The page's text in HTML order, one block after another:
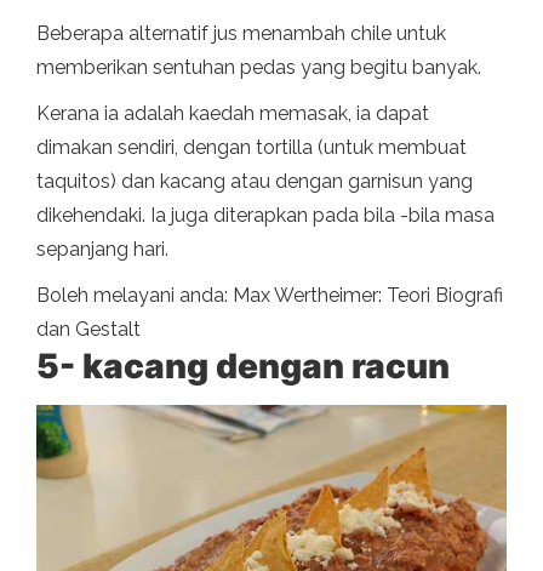
Beberapa alternatif jus menambah chile untuk
memberikan sentuhan pedas yang begitu banyak.
Kerana ia adalah kaedah memasak, ia dapat
dimakan sendiri, dengan tortilla (untuk membuat
taquitos) dan kacang atau dengan garnisun yang
dikehendaki. Ia juga diterapkan pada bila -bila masa
sepanjang hari.
Boleh melayani anda: Max Wertheimer: Teori Biografi
dan Gestalt
5- kacang dengan racun